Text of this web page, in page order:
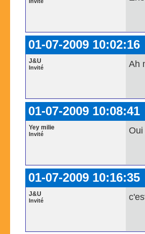
01-07-2009 10:02:16
J&U
Invité Ah
01-07-2009 10:08:41
Yey milie
Invité
01-07-2009 10:16:35
J&U
Invité